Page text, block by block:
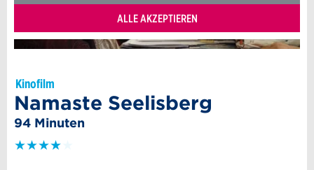
ALLE AKZEPTIEREN
Kinofilm
Namaste Seelisberg
94 Minuten
★★★★